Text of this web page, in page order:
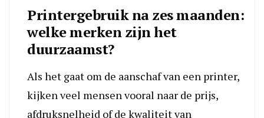
Printergebruik na zes maanden:
welke merken zijn het
duurzaamst?
Als het gaat om de aanschaf van een printer,
kijken veel mensen vooral naar de prijs,
afdruksnelheid of de kwaliteit van